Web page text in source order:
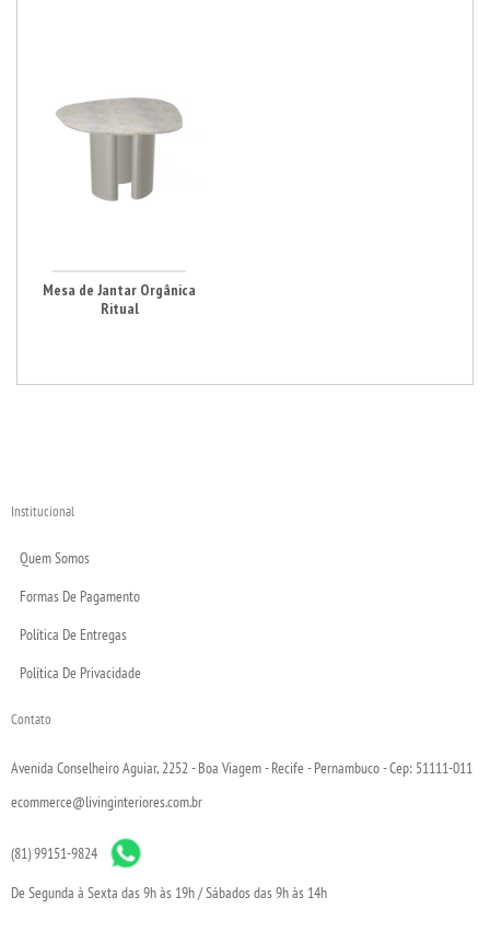
Mesa de Jantar Orgânica
Ritual
Institucional
Quem Somos
Formas De Pagamento
Política De Entregas
Política De Privacidade
Contato
Avenida Conselheiro Aguiar, 2252 - Boa Viagem - Recife - Pernambuco - Cep: 51111-011
ecommerce@livinginteriores.com.br
(81) 99151-9824
De Segunda à Sexta das 9h às 19h / Sábados das 9h às 14h